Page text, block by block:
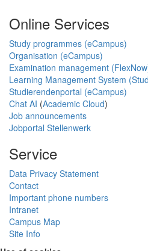
Online Services
Study programmes (eCampus)
Organisation (eCampus)
Examination management
Learning Management System
Studierendenportal (eCampus)
Chat AI (Academic Cloud)
Job announcements
Jobportal Stellenwerk
Service
Data Privacy Statement
Contact
Important phone numbers
Intranet
Campus Map
Site Info